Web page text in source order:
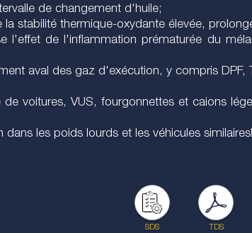
de changement d'huile;
la stabilité thermique-oxydante élevée,
l'effet de l'inflammation prématurée du
aval des gaz d'exécution, y compris DPF,
voitures, VUS, fourgonnettes et caions
les poids lourds et les véhicules similaires!
SDS TDS